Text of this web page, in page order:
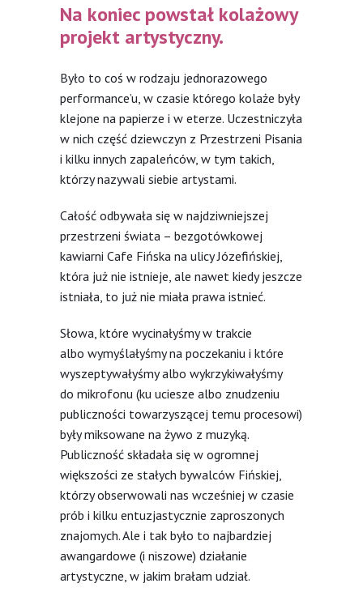
Na koniec powstał kolażowy
projekt artystyczny.
Było to coś w rodzaju jednorazowego
performance’u, w czasie którego kolaże były
klejone na papierze i w eterze. Uczestniczyła
w nich część dziewczyn z Przestrzeni Pisania
i kilku innych zapaleńców, w tym takich,
którzy nazywali siebie artystami.
Całość odbywała się w najdziwniejszej
przestrzeni świata – bezgotówkowej
kawiarni Cafe Fińska na ulicy Józefińskiej,
która już nie istnieje, ale nawet kiedy jeszcze
istniała, to już nie miała prawa istnieć.
Słowa, które wycinałyśmy w trakcie
albo wymyślałyśmy na poczekaniu i które
wyszeptywałyśmy albo wykrzykiwałyśmy
do mikrofonu (ku uciesze albo znudzeniu
publiczności towarzyszącej temu procesowi)
były miksowane na żywo z muzyką.
Publiczność składała się w ogromnej
większości ze stałych bywalców Fińskiej,
którzy obserwowali nas wcześniej w czasie
prób i kilku entuzjastycznie zaproszonych
znajomych. Ale i tak było to najbardziej
awangardowe (i niszowe) działanie
artystyczne, w jakim brałam udział.